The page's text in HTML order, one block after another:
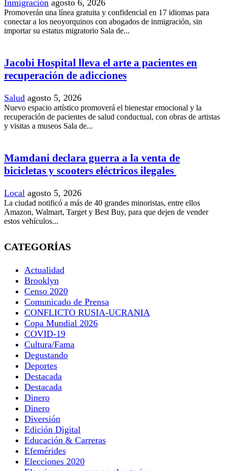
Inmigración agosto 6, 2026
Promoverán una línea gratuita y confidencial en 17 idiomas para
conectar a los neoyorquinos con abogados de inmigración, sin
importar su estatus migratorio Sala de...
Jacobi Hospital lleva el arte a pacientes en
recuperación de adicciones
Salud agosto 5, 2026
Nuevo espacio artístico promoverá el bienestar emocional y la
recuperación de pacientes de salud conductual, con obras de artistas
y visitas a museos Sala de...
Mamdani declara guerra a la venta de
bicicletas y scooters eléctricos ilegales
Local agosto 5, 2026
La ciudad notificó a más de 40 grandes minoristas, entre ellos
Amazon, Walmart, Target y Best Buy, para que dejen de vender
estos vehículos...
CATEGORÍAS
Actualidad
Brooklyn
Censo 2020
Comunicado de Prensa
CONFLICTO RUSIA-UCRANIA
Copa Mundial 2026
COVID-19
Cultura/Fama
Degustando
Deportes
Destacada
Destacada
Dinero
Dinero
Diversión
Edición Digital
Educación & Carreras
Efemérides
Elecciones 2020